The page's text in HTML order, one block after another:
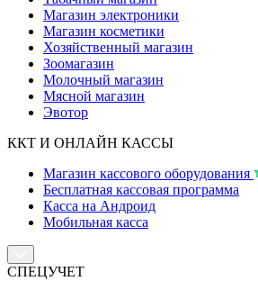
Магазин электроники
Магазин косметики
Хозяйственный магазин
Зоомагазин
Молочный магазин
Мясной магазин
Эвотор
ККТ И ОНЛАЙН КАССЫ
Магазин кассового оборудования
Бесплатная кассовая программа
Касса на Андроид
Мобильная касса
СПЕЦУЧЕТ